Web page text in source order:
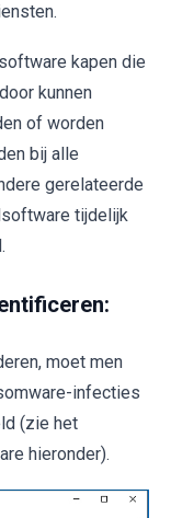
kapen die
kunnen
of worden
bij alle
gerelateerde
tijdelijk
moet men
infecties
(zie het
hieronder).